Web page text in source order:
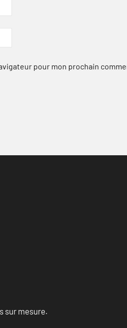
pour mon prochain
sur mesure.